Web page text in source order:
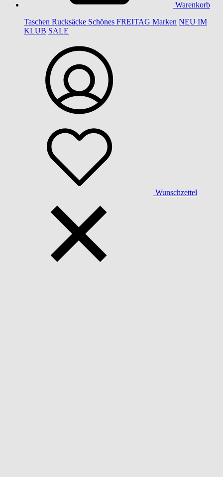
Warenkorb
Taschen Rucksäcke Schönes FREITAG Marken NEU IM
KLUB SALE
Wunschzettel